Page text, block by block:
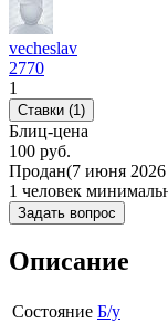
vecheslav
2770
1
Ставки (1)
Блиц-цена
100 руб.
Продан(7 июня 2026
1 человек
Задать вопрос
Описание
Состояние Б/у